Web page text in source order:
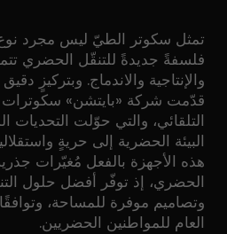
تمثل سكوتر الطيّ ليس مجرد
فلسفةً جديدةً للتنقّل الحضري
والإنتاجية والاندماج. وبتركيزٍ
قدّمت شركة «بايتشن» سكوترات
التلقائي، والتي حوّلت التحديات
البيئة الحضرية إلى حريةٍ
هذه الأجهزة بالفعل مُغيّرات
الحضري، إذ توفّر أفضل حلول
وتصاميم موفرة للمساحة،
العام للمواطنين الحضريين.